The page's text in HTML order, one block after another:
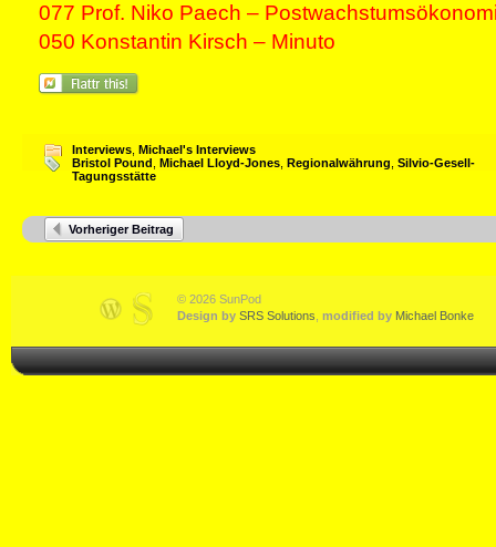
077 Prof. Niko Paech –
050 Konstantin Kirsch – Minuto
Interviews Michael's Interviews
Bristol Pound Michael Lloyd-Jones Regionalwährung Silvio-Gesell-
Tagungsstätte
Vorheriger Beitrag
© 2026 SunPod
Design by SRS Solutions modified by Michael Bonke